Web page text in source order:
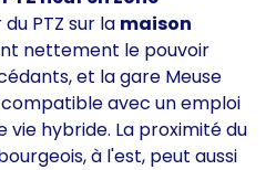
PTZ sur la maison
nettement le pouvoir
et la gare Meuse
avec un emploi
vie hybride. La proximité du
à l'est, peut aussi